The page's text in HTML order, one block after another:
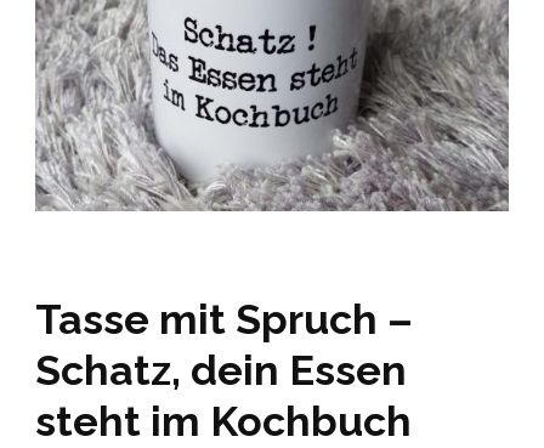
Tasse mit Spruch –
Schatz, dein Essen
steht im Kochbuch